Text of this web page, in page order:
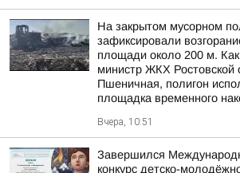
На закрытом мусорном
зафиксировали
площади около 200 м.
министр ЖКХ Ростовской
Пшеничная, полигон
площадка временного
Вчера, 10:51
Завершился
конкурс детско-